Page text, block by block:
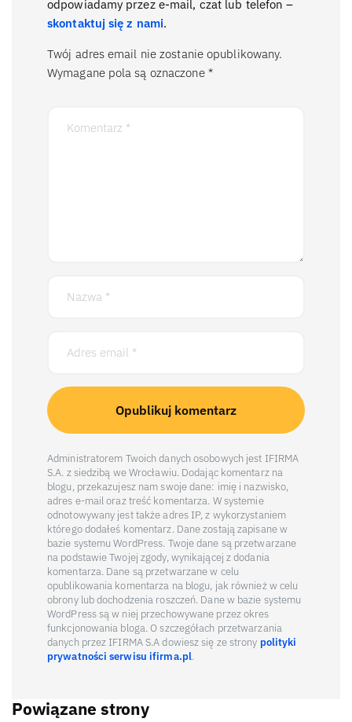
odpowiadamy przez e-mail, czat lub telefon –
skontaktuj się z nami.
Twój adres email nie zostanie opublikowany.
Wymagane pola są oznaczone *
Administratorem Twoich danych osobowych jest IFIRMA
S.A. z siedzibą we Wrocławiu. Dodając komentarz na
blogu, przekazujesz nam swoje dane: imię i nazwisko,
adres e-mail oraz treść komentarza. W systemie
odnotowywany jest także adres IP, z wykorzystaniem
którego dodałeś komentarz. Dane zostają zapisane w
bazie systemu WordPress. Twoje dane są przetwarzane
na podstawie Twojej zgody, wynikającej z dodania
komentarza. Dane są przetwarzane w celu
opublikowania komentarza na blogu, jak również w celu
obrony lub dochodzenia roszczeń. Dane w bazie systemu
WordPress są w niej przechowywane przez okres
funkcjonowania bloga. O szczegółach przetwarzania
danych przez IFIRMA S.A dowiesz się ze strony polityki
prywatności serwisu ifirma.pl.
Powiązane strony